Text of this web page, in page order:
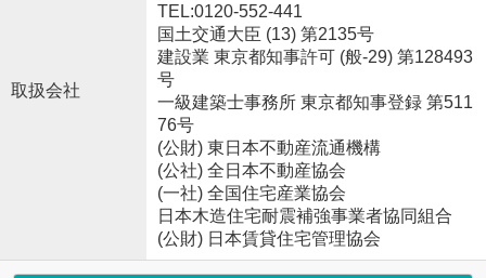
取扱会社
TEL:0120-552-441
国土交通大臣 (13) 第2135号
建設業 東京都知事許可 (般-29) 第128493
号
一級建築士事務所 東京都知事登録 第511
76号
(公財) 東日本不動産流通機構
(公社) 全日本不動産協会
(一社) 全国住宅産業協会
日本木造住宅耐震補強事業者協同組合
(公財) 日本賃貸住宅管理協会